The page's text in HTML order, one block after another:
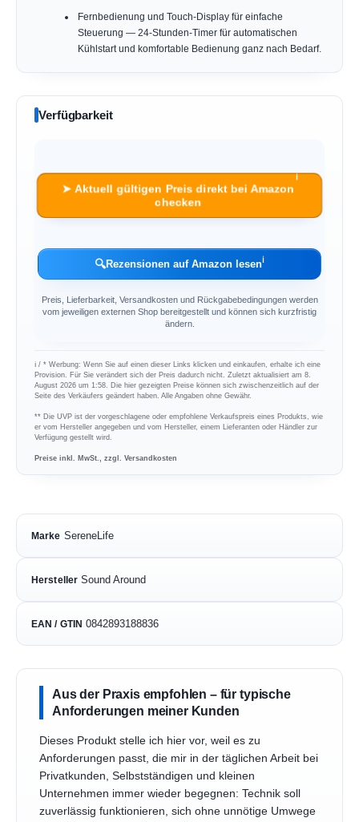
Fernbedienung und Touch-Display für einfache
Steuerung — 24-Stunden-Timer für automatischen
Kühlstart und komfortable Bedienung ganz nach Bedarf.
Verfügbarkeit
➤ Aktuell gültigen Preis direkt bei Amazon
checken
ℹ︎
🔍Rezensionen auf Amazon lesenℹ︎
Preis, Lieferbarkeit, Versandkosten und Rückgabebedingungen werden
vom jeweiligen externen Shop bereitgestellt und können sich kurzfristig
ändern.
ℹ︎ / * Werbung: Wenn Sie auf einen dieser Links klicken und einkaufen, erhalte ich eine
Provision. Für Sie verändert sich der Preis dadurch nicht. Zuletzt aktualisiert am 8.
August 2026 um 1:58. Die hier gezeigten Preise können sich zwischenzeitlich auf der
Seite des Verkäufers geändert haben. Alle Angaben ohne Gewähr.
** Die UVP ist der vorgeschlagene oder empfohlene Verkaufspreis eines Produkts, wie
er vom Hersteller angegeben und vom Hersteller, einem Lieferanten oder Händler zur
Verfügung gestellt wird.
Preise inkl. MwSt., zzgl. Versandkosten
Marke SereneLife
Hersteller Sound Around
EAN / GTIN 0842893188836
Aus der Praxis empfohlen – für typische
Anforderungen meiner Kunden
Dieses Produkt stelle ich hier vor, weil es zu
Anforderungen passt, die mir in der täglichen Arbeit bei
Privatkunden, Selbstständigen und kleinen
Unternehmen immer wieder begegnen: Technik soll
zuverlässig funktionieren, sich ohne unnötige Umwege